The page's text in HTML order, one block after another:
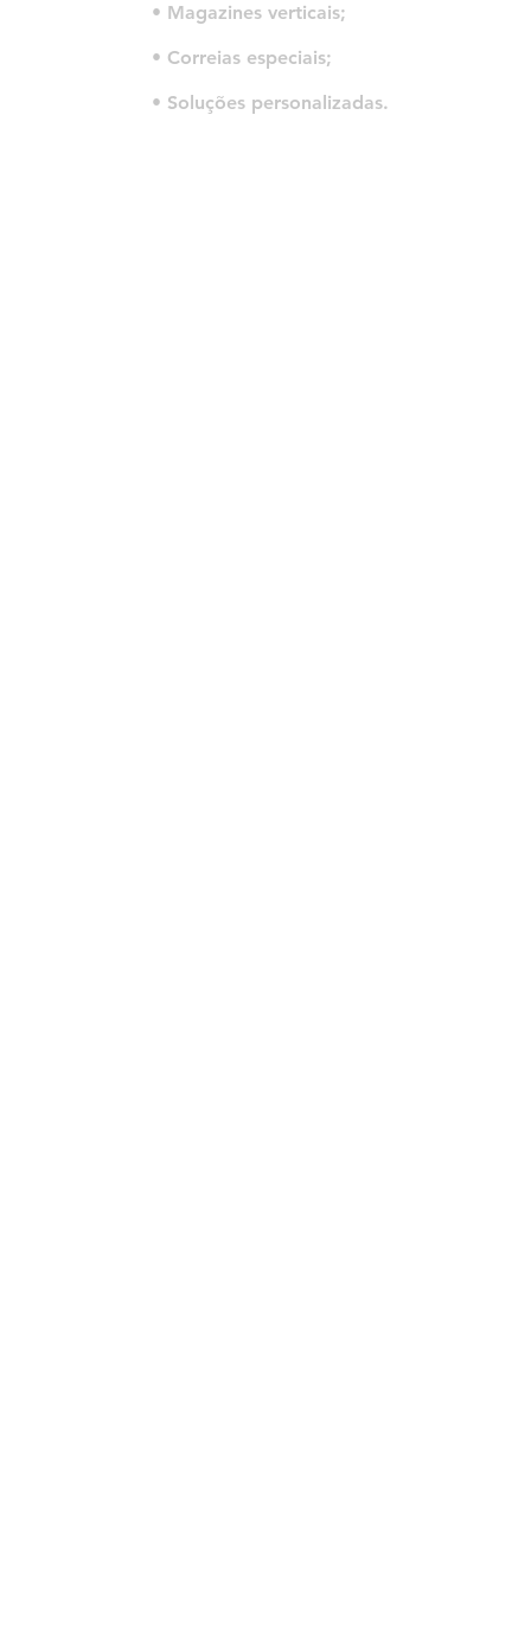
• Magazines verticais;
• Correias especiais;
• Soluções personalizadas.